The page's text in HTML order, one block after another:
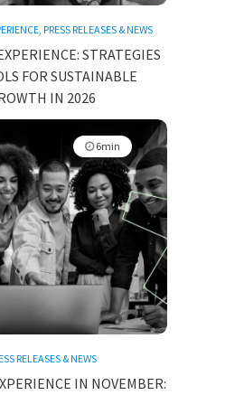
, PRESS RELEASES & NEWS
STRATEGIES
FOR SUSTAINABLE
IN 2026
6min
RELEASES & NEWS
IN NOVEMBER: